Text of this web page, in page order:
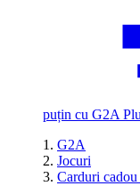
puțin cu G2A
G2A
Jocuri
Carduri